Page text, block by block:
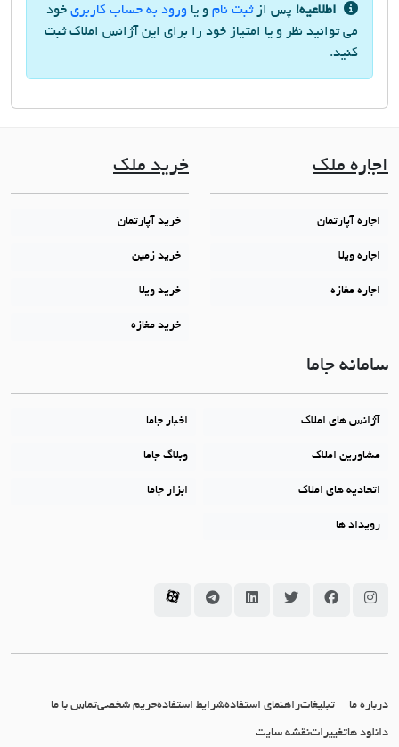
اطلاعیه! پس ازثبت نام و یا ورود به حساب کاربری خود
می توانید نظر و یا امتیاز خود را برای این آژانس املاک ثبت
کنید.
اجاره ملک
اجاره آپارتمان
اجاره ویلا
اجاره مغازه
خرید ملک
خرید آپارتمان
خرید زمین
خرید ویلا
خرید مغازه
سامانه جاما
آژانس های املاک اخبار جاما
مشاورین املاک وبلاگ جاما
اتحادیه های املاک ابزار جاما
رویداد ها
سامانه جاما در اینستاگرام
سامانه جاما در فیسبوک
سامانه جاما در توئیتر
سامانه جاما در لینکداین
سامانه جاما در تلگرام
سامانه جاما در آپارات
درباره ما تبلیغاتراهنمای استفادهشرایط استفادهحریم شخصیتماس با ما
دانلود هاتغییراتنقشه سایت